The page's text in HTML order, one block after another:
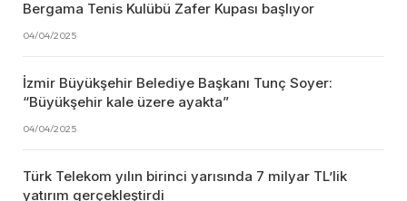
Bergama Tenis Kulübü Zafer Kupası başlıyor
04/04/2025
İzmir Büyükşehir Belediye Başkanı Tunç Soyer:
“Büyükşehir kale üzere ayakta”
04/04/2025
Türk Telekom yılın birinci yarısında 7 milyar TL’lik
yatırım gerçekleştirdi